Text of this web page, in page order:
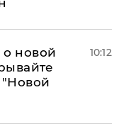
новой
10:12